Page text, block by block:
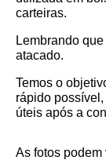
carteiras.
Lembrando
atacado.
Temos o
rápido
úteis após a
As fotos podem